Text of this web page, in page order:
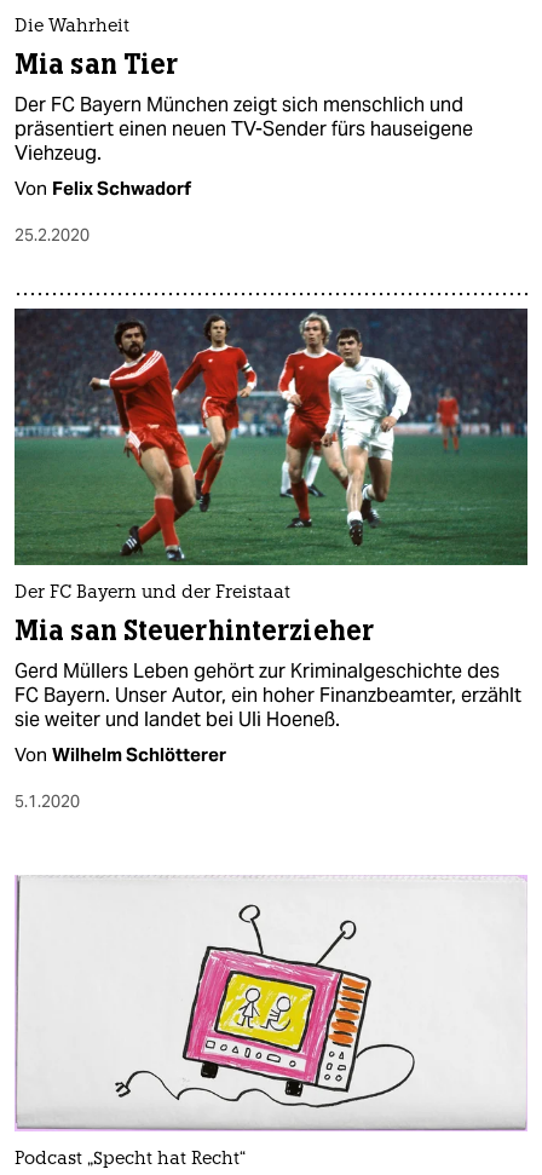
Die Wahrheit
Mia san Tier
Der FC Bayern München zeigt sich menschlich und
präsentiert einen neuen TV-Sender fürs hauseigene
Viehzeug.
Von Felix Schwadorf
25.2.2020
Der FC Bayern und der Freistaat
Mia san Steuerhinterzieher
Gerd Müllers Leben gehört zur Kriminalgeschichte des
FC Bayern. Unser Autor, ein hoher Finanzbeamter, erzählt
sie weiter und landet bei Uli Hoeneß.
Von Wilhelm Schlötterer
5.1.2020
Podcast „Specht hat Recht“